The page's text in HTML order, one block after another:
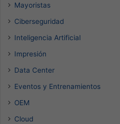
Mayoristas
Ciberseguridad
Inteligencia Artificial
Impresión
Data Center
Eventos y Entrenamientos
OEM
Cloud